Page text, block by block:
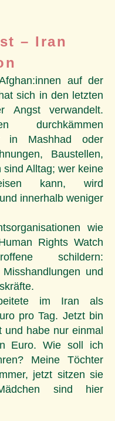
– Iran
auf der
sich in den letzten
Angst verwandelt.
durchkämmen
in Mashhad oder
Baustellen,
Alltag; wer keine
kann, wird
innerhalb weniger
wie
Rights Watch
schildern:
und
im Iran als
pro Tag. Jetzt bin
und habe nur einmal
Euro. Wie soll ich
Meine Töchter
jetzt sitzen sie
sind hier